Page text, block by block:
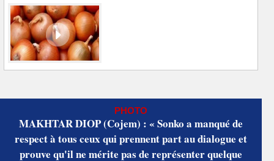
PHOTO
MAKHTAR DIOP (Cojem) : « Sonko a manqué de
respect à tous ceux qui prennent part au dialogue et
prouve qu'il ne mérite pas de représenter quelque